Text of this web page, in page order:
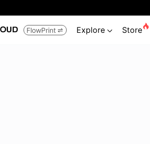
FlowPrint  Explore  Store